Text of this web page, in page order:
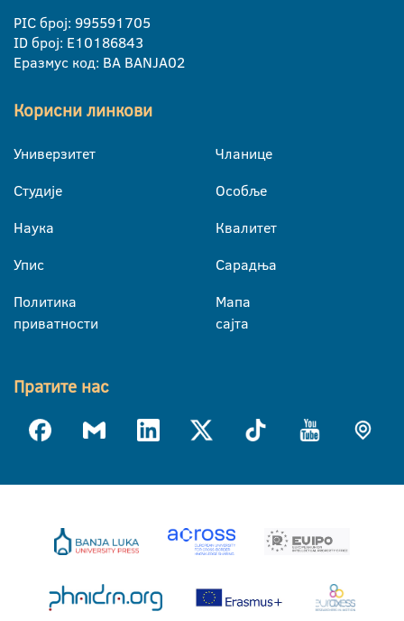
PIC број: 995591705
ID број: E10186843
Еразмус код: BA BANJA02
Корисни линкови
Универзитет
Студије
Наука
Упис
Политика
приватности
Чланице
Особље
Квалитет
Сарадња
Мапа
сајта
Пратите нас